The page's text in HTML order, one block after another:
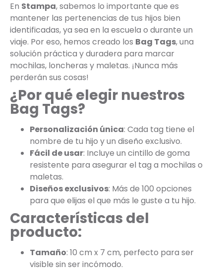
En Stampa, sabemos lo importante que es
mantener las pertenencias de tus hijos bien
identificadas, ya sea en la escuela o durante un
viaje. Por eso, hemos creado los Bag Tags, una
solución práctica y duradera para marcar
mochilas, loncheras y maletas. ¡Nunca más
perderán sus cosas!
¿Por qué elegir nuestros
Bag Tags?
Personalización única: Cada tag tiene el
nombre de tu hijo y un diseño exclusivo.
Fácil de usar: Incluye un cintillo de goma
resistente para asegurar el tag a mochilas o
maletas.
Diseños exclusivos: Más de 100 opciones
para que elijas el que más le guste a tu hijo.
Características del
producto:
Tamaño: 10 cm x 7 cm, perfecto para ser
visible sin ser incómodo.